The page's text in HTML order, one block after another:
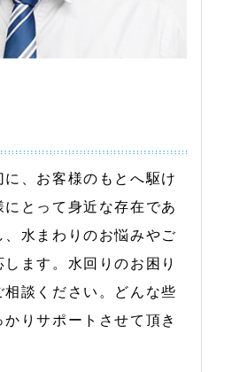
、お客様のもとへ駆け
とって身近な存在であ
、水まわりのお悩みやご
ます。水回りのお困り
相談ください。どんな些
りサポートさせて頂き